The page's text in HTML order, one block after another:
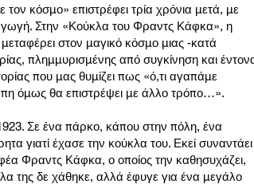
κόσμο» επιστρέφει τρία χρόνια μετά, με
Στην «Κούκλα του Φραντς Κάφκα», η
στον μαγικό κόσμο μιας -κατά
πλημμυρισμένης από συγκίνηση και
που μας θυμίζει πως «ό,τι αγαπάμε
όμως θα επιστρέψει με άλλο τρόπο…».
Σε ένα πάρκο, κάπου στην πόλη, ένα
γιατί έχασε την κούκλα του. Εκεί συναντάει
Φραντς Κάφκα, ο οποίος την καθησυχάζει,
της δε χάθηκε, αλλά έφυγε για ένα μεγάλο